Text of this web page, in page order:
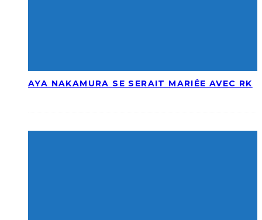
AYA NAKAMURA SE SERAIT MARIÉE AVEC RK